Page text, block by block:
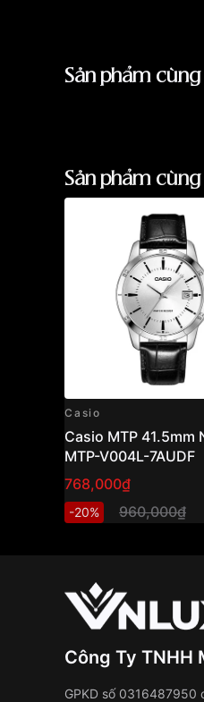
Sản phẩm
Sản phẩm
Casio
Casio MTP 41.5mm
MTP-V004L-7AUDF
768,000₫
-20% 960,000₫
Công Ty TNHH
GPKD số